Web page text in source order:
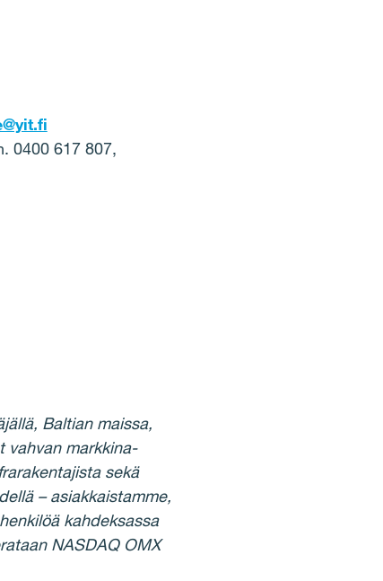
0400 617 807,
Baltian maissa,
vahvan markkina-
sekä
– asiakkaistamme,
kahdeksassa
NASDAQ OMX